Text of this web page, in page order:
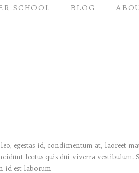
SCHOOL BLOG
egestas id, condimentum at, laoreet
lectus quis dui viverra vestibulum.
id est laborum